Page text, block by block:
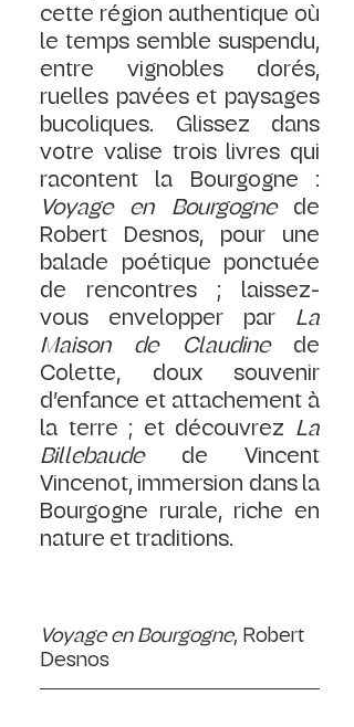
cette région authentique où
le temps semble suspendu,
entre vignobles dorés,
ruelles pavées et paysages
bucoliques. Glissez dans
votre valise trois livres qui
Voyage en Bourgogne de
Robert Desnos, pour une
balade poétique ponctuée
de rencontres ; laissez-
vous envelopper par La
Maison de Claudine de
Colette, doux souvenir
d’enfance et attachement à
la terre ; et découvrez La
Billebaude de Vincent
Vincenot, immersion dans la
Bourgogne rurale, riche en
nature et traditions.
Voyage en Bourgogne, Robert
Desnos